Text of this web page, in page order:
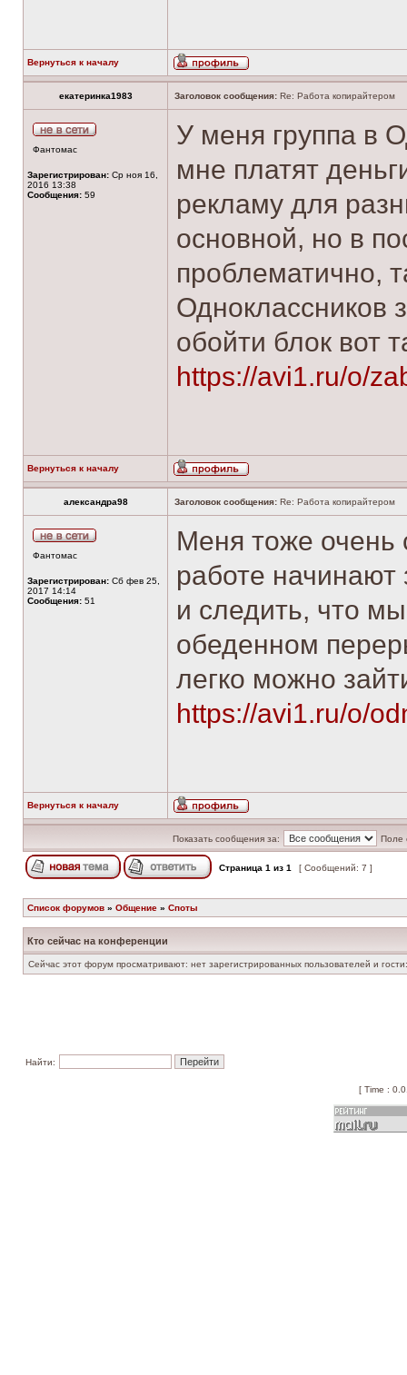
Вернуться к началу
екатеринка1983 Заголовок сообщения: Re: Работа копирайтером
Фантомас
Зарегистрирован: Ср ноя 16,
2016 13:38
Сообщения: 59
У меня группа в
мне платят
рекламу для
основной, но в
проблематично,
Одноклассников
обойти блок вот
https://avi1.ru/o/
Вернуться к началу
александра98 Заголовок сообщения: Re: Работа копирайтером
Фантомас
Зарегистрирован: Сб фев 25,
2017 14:14
Сообщения: 51
Меня тоже очень
работе
и следить, что
обеденном
легко можно
https://avi1.ru/o/
Вернуться к началу
Показать сообщения за: Поле
Страница 1 из 1 [ Сообщений: 7 ]
Список форумов » Общение » Споты
Кто сейчас на конференции
Сейчас этот форум просматривают: нет зарегистрированных пользователей и
Найти:
[ Time :